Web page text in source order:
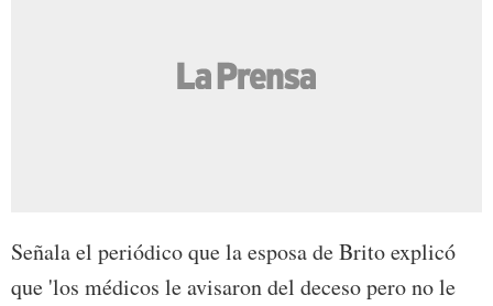
Señala el periódico que la esposa de Brito explicó
que 'los médicos le avisaron del deceso pero no le